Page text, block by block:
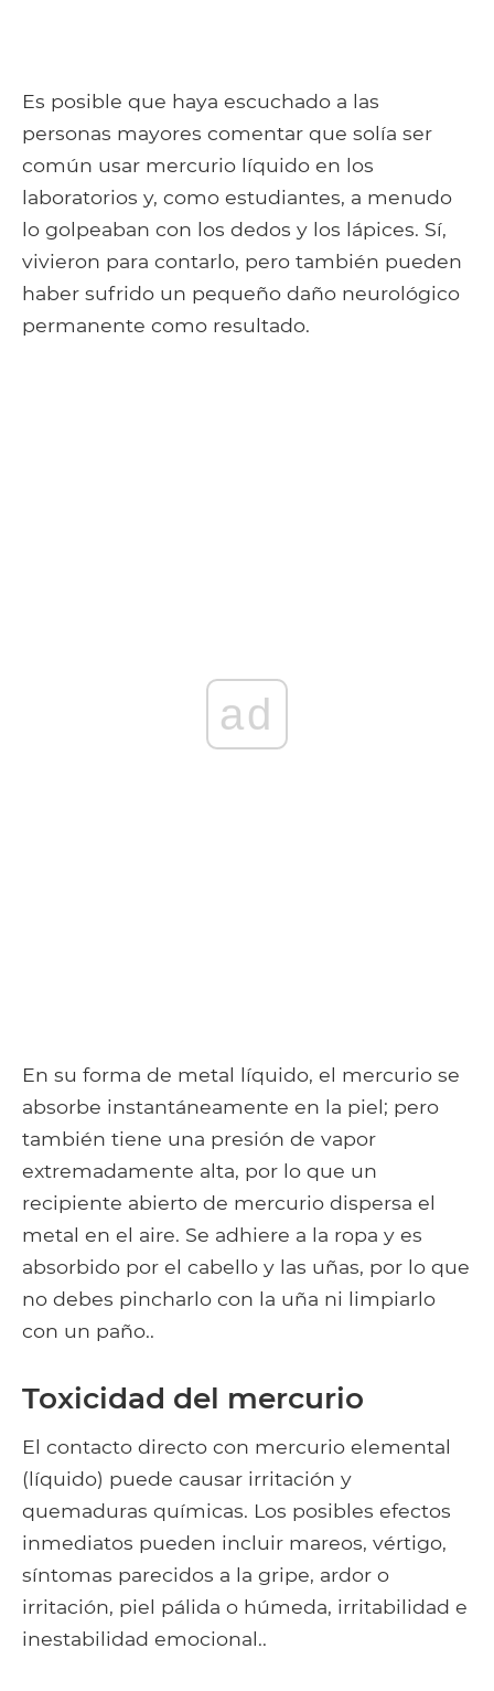
Es posible que haya escuchado a las
personas mayores comentar que solía ser
común usar mercurio líquido en los
laboratorios y, como estudiantes, a menudo
lo golpeaban con los dedos y los lápices. Sí,
vivieron para contarlo, pero también pueden
haber sufrido un pequeño daño neurológico
permanente como resultado.
ad
En su forma de metal líquido, el mercurio se
absorbe instantáneamente en la piel; pero
también tiene una presión de vapor
extremadamente alta, por lo que un
recipiente abierto de mercurio dispersa el
metal en el aire. Se adhiere a la ropa y es
absorbido por el cabello y las uñas, por lo que
no debes pincharlo con la uña ni limpiarlo
con un paño..
Toxicidad del mercurio
El contacto directo con mercurio elemental
(líquido) puede causar irritación y
quemaduras químicas. Los posibles efectos
inmediatos pueden incluir mareos, vértigo,
síntomas parecidos a la gripe, ardor o
irritación, piel pálida o húmeda, irritabilidad e
inestabilidad emocional..